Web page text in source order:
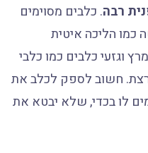
רבה. כלבים מסוימים
כמו הליכה איטית
וגזעי כלבים כמו כלבי
חשוב לספק לכלב את
לו בכדי, שלא יבטא את